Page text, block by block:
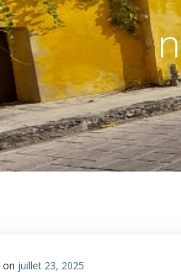
on juillet 23, 2025